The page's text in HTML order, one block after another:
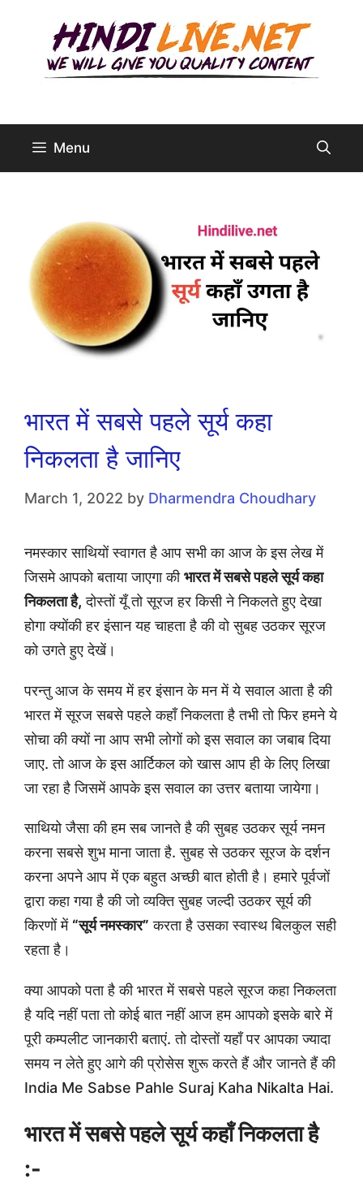
content
Menu
भारत में सबसे पहले सूर्य कहा
निकलता है जानिए
March 1, 2022 by Dharmendra Choudhary
नमस्कार साथियों स्वागत है आप सभी का आज के इस लेख में
जिसमे आपको बताया जाएगा कीभारत में सबसे पहले सूर्य कहा
निकलता है, दोस्तों यूँ तो सूरज हर किसी ने निकलते हुए देखा
होगा क्योंकी हर इंसान यह चाहता है की वो सुबह उठकर सूरज
को उगते हुए देखें।
परन्तु आज के समय में हर इंसान के मन में ये सवाल आता है की
भारत में सूरज सबसे पहले कहाँ निकलता है तभी तो फिर हमने ये
सोचा की क्यों ना आप सभी लोगों को इस सवाल का जबाब दिया
जाए. तो आज के इस आर्टिकल को खास आप ही के लिए लिखा
जा रहा है जिसमें आपके इस सवाल का उत्तर बताया जायेगा।
साथियो जैसा की हम सब जानते है की सुबह उठकर सूर्य नमन
करना सबसे शुभ माना जाता है. सुबह से उठकर सूरज के दर्शन
करना अपने आप में एक बहुत अच्छी बात होती है। हमारे पूर्वजों
द्वारा कहा गया है की जो व्यक्ति सुबह जल्दी उठकर सूर्य की
किरणों में “सूर्य नमस्कार” करता है उसका स्वास्थ बिलकुल सही
रहता है।
क्या आपको पता है की भारत में सबसे पहले सूरज कहा निकलता
है यदि नहीं पता तो कोई बात नहीं आज हम आपको इसके बारे में
पूरी कम्पलीट जानकारी बताएं. तो दोस्तों यहाँ पर आपका ज्यादा
समय न लेते हुए आगे की प्रोसेस शुरू करते हैं और जानते हैं की
India Me Sabse Pahle Suraj Kaha Nikalta Hai.
भारत में सबसे पहले सूर्य कहाँ निकलता है
:-